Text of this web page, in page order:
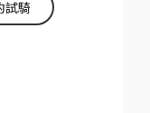
試騎